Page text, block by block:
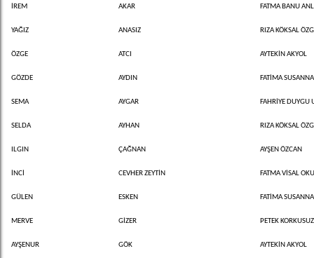
İREM AKAR FATMA BANU
YAĞIZ ANASIZ RIZA KÖKSAL
ÖZGE ATCI AYTEKİN AKYOL
GÖZDE AYDIN FATİMA
SEMA AYGAR FAHRİYE DUYGU
SELDA AYHAN RIZA KÖKSAL
ILGIN ÇAĞNAN AYŞEN ÖZCAN
İNCİ CEVHER ZEYTİN FATMA VİSAL
GÜLEN ESKEN FATİMA
MERVE GİZER PETEK KORKUSUZ
AYŞENUR GÖK AYTEKİN AKYOL